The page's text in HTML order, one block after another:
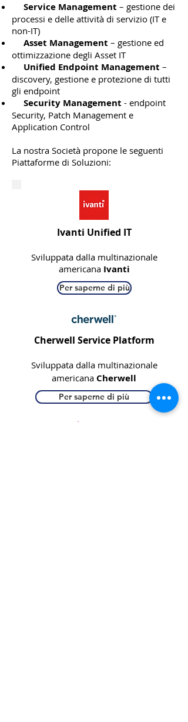
Service Management – gestione dei
processi e delle attività di servizio (IT e
non-IT)
Asset Management – gestione ed
ottimizzazione degli Asset IT
Unified Endpoint Management –
discovery, gestione e protezione di tutti
gli endpoint
Security Management - endpoint
Security, Patch Management e
Application Control
La nostra Società propone le seguenti
Piattaforme di Soluzioni:
Ivanti Unified IT
Sviluppata dalla multinazionale
americana Ivanti
Per saperne di più
Cherwell Service Platform
Sviluppata dalla multinazionale
americana Cherwell
Per saperne di più